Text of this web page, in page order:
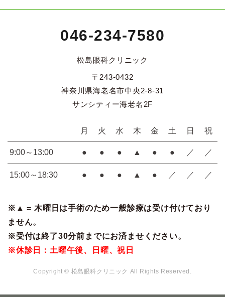
046-234-7580
松島眼科クリニック
〒243-0432
神奈川県海老名市中央2-8-31
サンシティー海老名2F
月 火 水 木 金 土 日 祝
9:00～13:00 ● ● ● ▲ ● ● ／ ／
15:00～18:30 ● ● ● ▲ ● ／ ／ ／
※▲ = 木曜日は手術のため一般診療は受け付けており
ません。
※受付は終了30分前までにお済ませください。
※休診日：土曜午後、日曜、祝日
Copyright © 松島眼科クリニック All Rights Reserved.